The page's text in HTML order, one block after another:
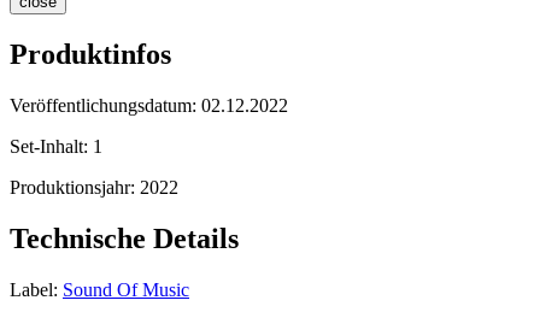
Produktinfos
Veröffentlichungsdatum: 02.12.2022
Set-Inhalt: 1
Produktionsjahr: 2022
Technische Details
Label: Sound Of Music